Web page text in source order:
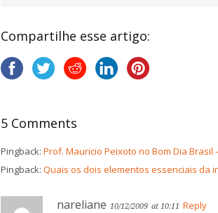
Compartilhe esse artigo:
5 Comments
Pingback: Prof. Mauricio Peixoto no Bom Dia
Pingback: Quais os dois elementos essenciais da
nareliane 10/12/2009 at 10:11 Reply